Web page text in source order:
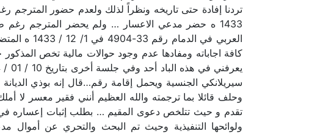
1433 ه حضر مدعي الاعسار … ولم يحضر المترجم
العربي
كافة اجاباته ومفادها عدم وجود حوالات مالية تخص
سيريلانكي الجنسية ويحمل إقامة رقم…قال إنه بوذي
وحلف قائلا بما ترجمته والله العظيم أنني فقير معسر لا